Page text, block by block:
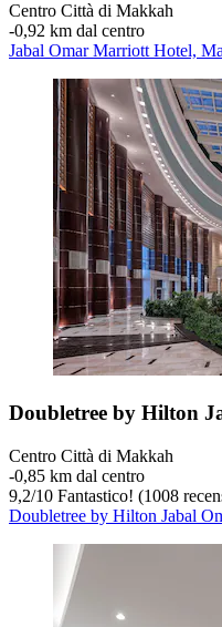
Centro Città di Makkah
‐0,92 km dal centro
Jabal Omar Marriott Hotel,
Doubletree by Hilton
Centro Città di Makkah
‐0,85 km dal centro
9,2/10 Fantastico! (1008
Doubletree by Hilton Jabal